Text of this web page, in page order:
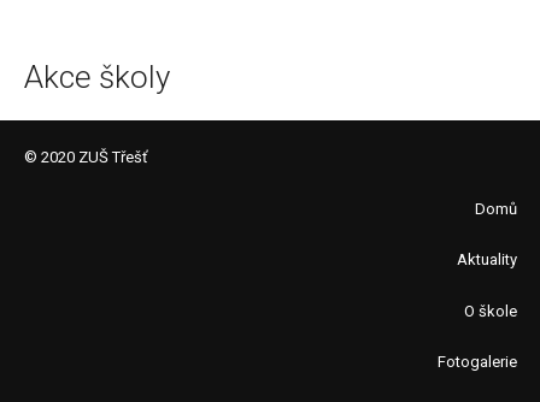
Akce školy
© 2020 ZUŠ Třešť
Domů
Aktuality
O škole
Fotogalerie